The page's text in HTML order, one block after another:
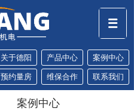
关于德阳 产品中心 案例中心
预约量房 维保合作 联系我们
案例中心